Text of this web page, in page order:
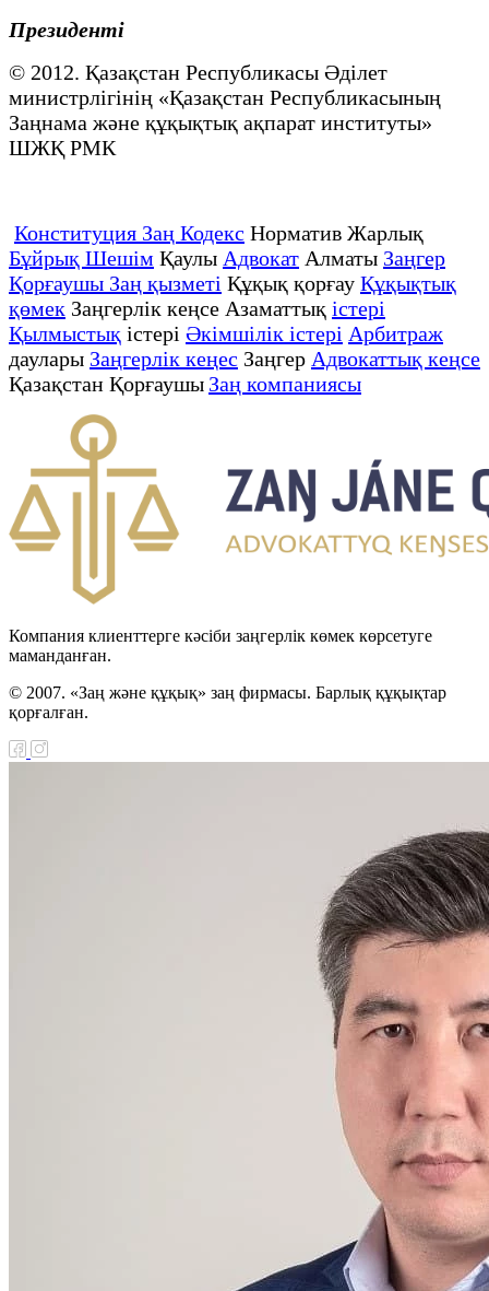
Президенті
© 2012. Қазақстан Республикасы Әділет
министрлігінің «Қазақстан Республикасының
Заңнама және құқықтық ақпарат институты»
ШЖҚ РМК
Конституция Заң Кодекс Норматив Жарлық
Бұйрық Шешім Қаулы Адвокат Алматы Заңгер
Қорғаушы Заң қызметі Құқық қорғау Құқықтық
қөмек Заңгерлік кеңсе Азаматтық істері
Қылмыстық істері Әкімшілік істері Арбитраж
даулары Заңгерлік кеңес Заңгер Адвокаттық кеңсе
Қазақстан Қорғаушы Заң компаниясы
Компания клиенттерге кәсіби заңгерлік көмек көрсетуге
маманданған.
© 2007. «Заң және құқық» заң фирмасы. Барлық құқықтар
қорғалған.